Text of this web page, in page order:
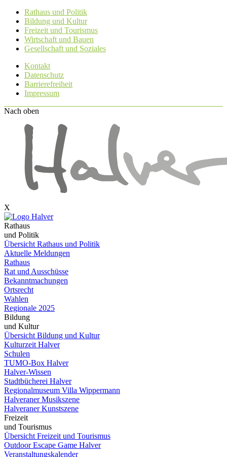
Rathaus und Politik
Bildung und Kultur
Freizeit und Tourismus
Wirtschaft und Bauen
Gesellschaft und Soziales
Kontakt
Datenschutz
Barrierefreiheit
Impressum
Nach oben
X
Rathaus
und Politik
Übersicht Rathaus und Politik
Aktuelle Meldungen
Rathaus
Rat und Ausschüsse
Bekanntmachungen
Ortsrecht
Wahlen
Regionale 2025
Bildung
und Kultur
Übersicht Bildung und Kultur
Kulturzeit Halver
Schulen
TUMO-Box Halver
Halver-Wissen
Stadtbücherei Halver
Regionalmuseum Villa Wippermann
Halveraner Musikszene
Halveraner Kunstszene
Freizeit
und Tourismus
Übersicht Freizeit und Tourismus
Outdoor Escape Game Halver
Veranstaltungskalender